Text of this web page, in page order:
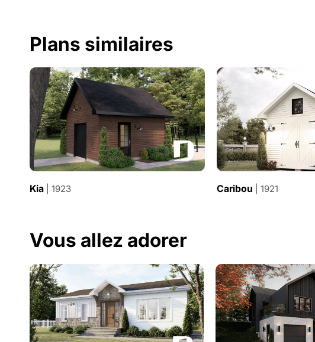
Plans similaires
Kia | 1923 Caribou | 1921
Vous allez adorer